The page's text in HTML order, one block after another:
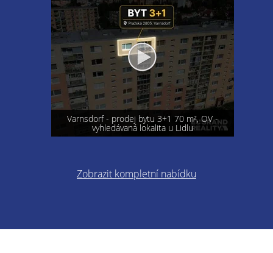
Varnsdorf - prodej bytu 3+1 70 m², OV -
vyhledávaná lokalita u Lidlu
Zobrazit kompletní nabídku